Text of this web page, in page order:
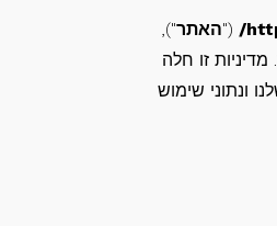
("האתר"),
זו חלה
ונתוני שימוש